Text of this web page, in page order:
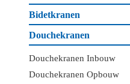
Bidetkranen
Douchekranen
Douchekranen Inbouw
Douchekranen Opbouw